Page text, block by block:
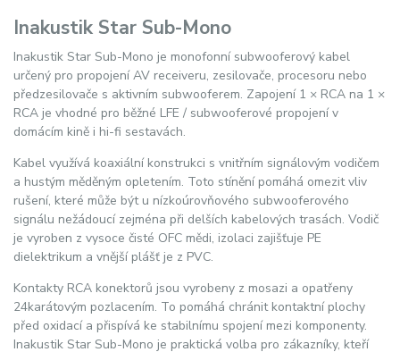
Inakustik Star Sub-Mono
Inakustik Star Sub-Mono je monofonní subwooferový kabel
určený pro propojení AV receiveru, zesilovače, procesoru nebo
předzesilovače s aktivním subwooferem. Zapojení 1 × RCA na 1 ×
RCA je vhodné pro běžné LFE / subwooferové propojení v
domácím kině i hi-fi sestavách.
Kabel využívá koaxiální konstrukci s vnitřním signálovým vodičem
a hustým měděným opletením. Toto stínění pomáhá omezit vliv
rušení, které může být u nízkoúrovňového subwooferového
signálu nežádoucí zejména při delších kabelových trasách. Vodič
je vyroben z vysoce čisté OFC mědi, izolaci zajišťuje PE
dielektrikum a vnější plášť je z PVC.
Kontakty RCA konektorů jsou vyrobeny z mosazi a opatřeny
24karátovým pozlacením. To pomáhá chránit kontaktní plochy
před oxidací a přispívá ke stabilnímu spojení mezi komponenty.
Inakustik Star Sub-Mono je praktická volba pro zákazníky, kteří